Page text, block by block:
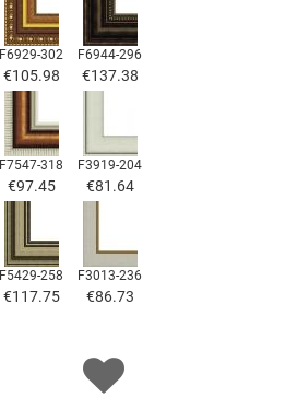
F6929-302
€105.98
F6944-296
€137.38
F7547-318
€97.45
F3919-204
€81.64
F5429-258
€117.75
F3013-236
€86.73
F7034-298